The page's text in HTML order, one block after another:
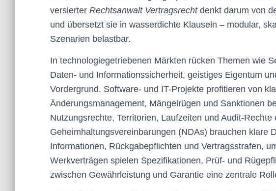
versierter Rechtsanwalt Vertragsrechtdenkt darum von
und übersetzt sie in wasserdichte Klauseln – modular,
Szenarien belastbar.
In technologiegetriebenen Märkten rücken Themen wie
Daten- und Informationssicherheit, geistiges Eigentum
Vordergrund. Software- und IT-Projekte profitieren von
Änderungsmanagement, Mängelrügen und Sanktionen
Nutzungsrechte, Territorien, Laufzeiten und Audit-Rechte
Geheimhaltungsvereinbarungen (NDAs) brauchen klare
Informationen, Rückgabepflichten und Vertragsstrafen,
Werkverträgen spielen Spezifikationen, Prüf- und
zwischen Gewährleistung und Garantie eine zentrale